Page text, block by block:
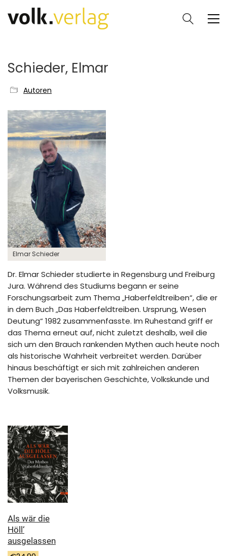
Schieder, Elmar
Autoren
Elmar Schieder
Dr. Elmar Schieder studierte in Regensburg und Freiburg
Jura. Während des Studiums begann er seine
Forschungsarbeit zum Thema „Haberfeldtreiben“, die er
in dem Buch „Das Haberfeldtreiben. Ursprung, Wesen
Deutung“ 1982 zusammenfasste. Im Ruhestand griff er
das Thema erneut auf, nicht zuletzt deshalb, weil die
sich um den Brauch rankenden Mythen auch heute noch
als historische Wahrheit verbreitet werden. Darüber
hinaus beschäftigt er sich mit zahlreichen anderen
Themen der bayerischen Geschichte, Volkskunde und
Volksmusik.
Als wär die
Höll‘
ausgelassen